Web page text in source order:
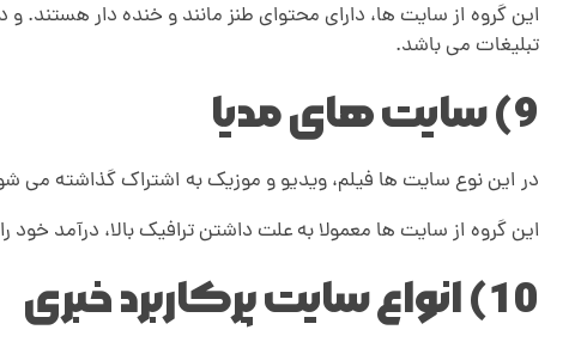
این گروه از سایت ها، دارای محتوای طنز مانند و خنده دار
تبلیغات می باشد.
9) سایت های مدیا
در این نوع سایت ها فیلم، ویدیو و موزیک به اشتراک گذاشته می
این گروه از سایت ها معمولا به علت داشتن ترافیک بالا، درآمد
10) انواع سایت پرکاربرد خبری